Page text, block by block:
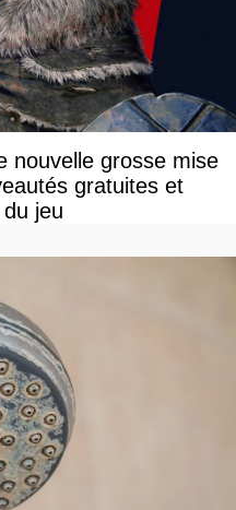
nouvelle grosse mise
gratuites et
jeu